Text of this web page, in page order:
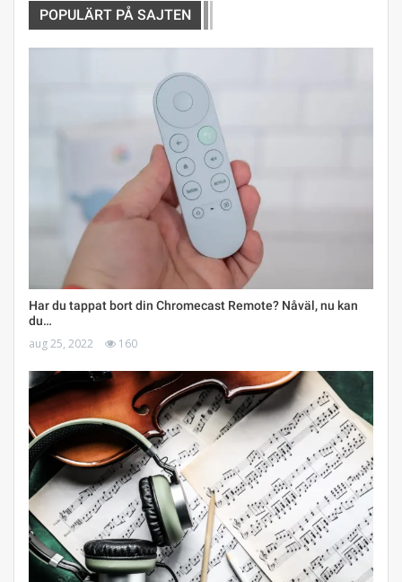
POPULÄRT PÅ SAJTEN
Har du tappat bort din Chromecast Remote? Nåväl, nu kan
du…
aug 25, 2022 160